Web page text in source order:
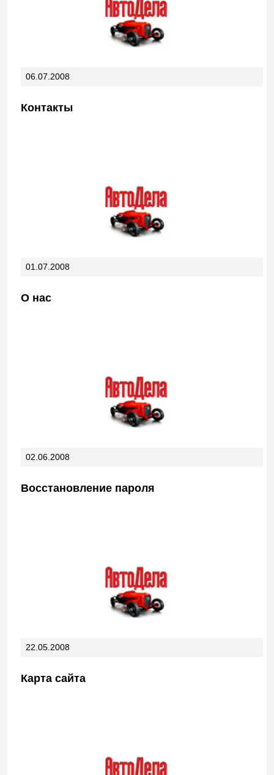
06.07.2008
Контакты
01.07.2008
О нас
02.06.2008
Восстановление пароля
22.05.2008
Карта сайта